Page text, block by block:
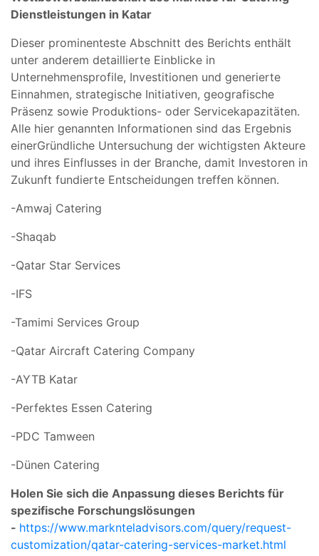
Dienstleistungen in Katar
Dieser prominenteste Abschnitt des Berichts enthält
unter anderem detaillierte Einblicke in
Unternehmensprofile, Investitionen und generierte
Einnahmen, strategische Initiativen, geografische
Präsenz sowie Produktions- oder Servicekapazitäten.
Alle hier genannten Informationen sind das Ergebnis
einerGründliche Untersuchung der wichtigsten Akteure
und ihres Einflusses in der Branche, damit Investoren in
Zukunft fundierte Entscheidungen treffen können.
-Amwaj Catering
-Shaqab
-Qatar Star Services
-IFS
-Tamimi Services Group
-Qatar Aircraft Catering Company
-AYTB Katar
-Perfektes Essen Catering
-PDC Tamween
-Dünen Catering
Holen Sie sich die Anpassung dieses Berichts für
spezifische Forschungslösungen
- https://www.marknteladvisors.com/query/request-
customization/qatar-catering-services-market.html